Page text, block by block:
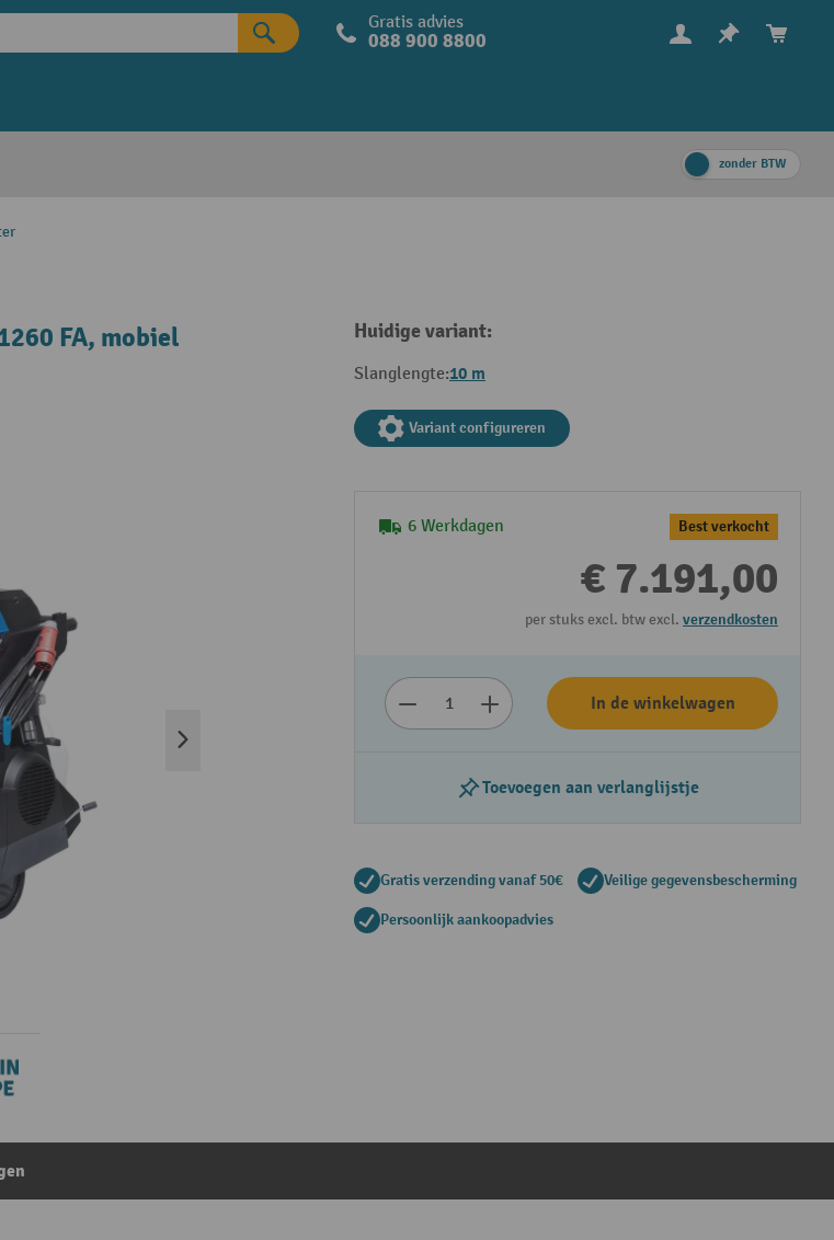
Gratis advies
088 900 8800
zonder BTW
FA, mobiel Huidige variant:
Slanglengte:10 m
Variant configureren
6 Werkdagen Best verkocht
€ 7.191,00
per stuks excl. btw excl. verzendkosten
In de winkelwagen
Toevoegen aan verlanglijstje
Gratis verzending vanaf 50€ Veilige gegevensbescherming
Persoonlijk aankoopadvies